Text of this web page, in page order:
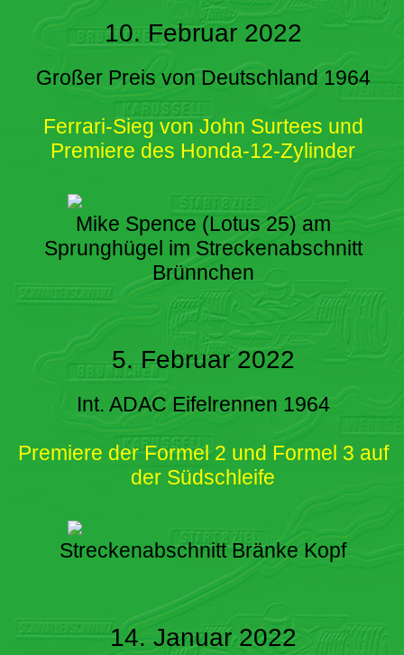
10. Februar 2022
Großer Preis von Deutschland 1964
Ferrari-Sieg von John Surtees und
Premiere des Honda-12-Zylinder
Mike Spence (Lotus 25) am
Sprunghügel im Streckenabschnitt
Brünnchen
5. Februar 2022
Int. ADAC Eifelrennen 1964
Premiere der Formel 2 und Formel 3 auf
der Südschleife
Streckenabschnitt Bränke Kopf
14. Januar 2022